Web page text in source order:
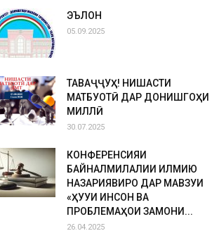
ЭЪЛОН
05.09.2025
ТАВАҶҶУҲ! НИШАСТИ
МАТБУОТӢ ДАР ДОНИШГОҲИ
МИЛЛӢ
30.07.2025
КОНФЕРЕНСИЯИ
БАЙНАЛМИЛАЛИИ ИЛМИЮ
НАЗАРИЯВИРО ДАР МАВЗУИ
«ҲУҚУҚИ ИНСОН ВА
ПРОБЛЕМАҲОИ ЗАМОНИ...
26.04.2025